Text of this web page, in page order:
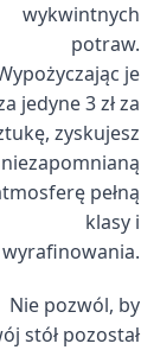
wykwintnych
potraw.
je
jedyne 3 zł za
zyskujesz
niezapomnianą
pełną
klasy i
wyrafinowania.
Nie pozwól, by
stół pozostał